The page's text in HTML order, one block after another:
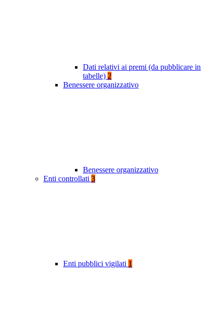
Dati relativi ai premi (da pubblicare in
tabelle) 2
Benessere organizzativo
Benessere organizzativo
Enti controllati 3
Enti pubblici vigilati 1